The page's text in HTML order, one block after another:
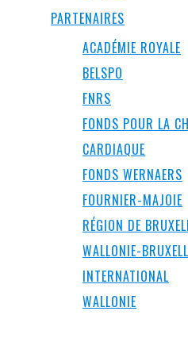
PARTENAIRES
ACADÉMIE ROYALE
BELSPO
FNRS
FONDS POUR LA
CARDIAQUE
FONDS WERNAERS
FOURNIER-MAJOIE
RÉGION DE
WALLONIE-
INTERNATIONAL
WALLONIE